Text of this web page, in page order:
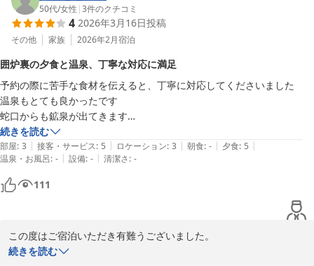
50代/女性 |3件のクチコミ
4 2026年3月16日投稿
その他 家族 2026年2月宿泊
囲炉裏の夕食と温泉、丁寧な対応に満足
予約の際に苦手な食材を伝えると、丁寧に対応してくださいました
温泉もとても良かったです
蛇口からも鉱泉が出てきます
御狩場での囲炉裏の夕食は、非日常を味わえます
続きを読む
部屋: 3 | 接客・サービス: 5 | ロケーション: 3 | 朝食: - | 夕食: 5 |
温泉・お風呂: - | 設備: - | 清潔さ: -
111
この度はご宿泊いただき有難うございました。
続きを読む